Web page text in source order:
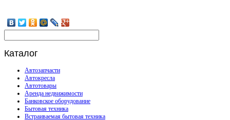
Каталог
Автозапчасти
Автокресла
Автотовары
Аренда недвижимости
Банковское оборудование
Бытовая техника
Встраиваемая бытовая техника